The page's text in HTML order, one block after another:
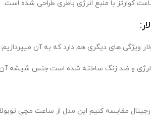
کوارتز با منبع انرژی باطری طراحی شده است.
ویژگی های دیگری هم دارد که به آن میپردازیم:
و ضد زنگ ساخته شده است.جنس شیشه آن
مقایسه کنیم این مدل از ساعت مچی